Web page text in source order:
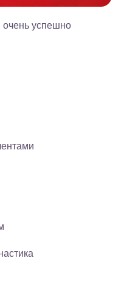
очень успешно